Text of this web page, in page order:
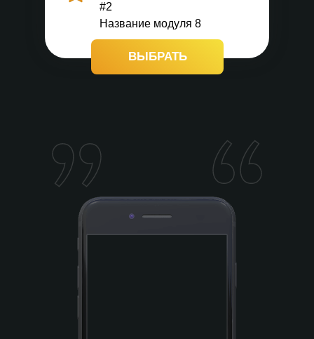
ВЫБРАТЬ
#2
Название модуля 8